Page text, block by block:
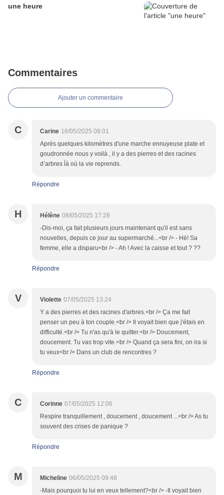
une heure
Commentaires
Ajouter un commentaire
C Carine 16/05/2025 08:01
Après quelques kilomètres d'une marche ennuyeuse plate et
goudronnée nous y voilà , il y a des pierres et des racines
d’arbres ĺà où la vie reprends.
Répondre
H Hélène 08/05/2025 17:28
-Dis-moi, ça fait plusieurs jours maintenant qu'il est sans
nouvelles, depuis ce jour au supermarché...<br /> - Hé! Sa
femme, elle a disparu<br /> - Ah ! Avec la caisse et tout ? ??
Répondre
V Violette 07/05/2025 13:24
Y a des pierres et des racines d'arbres.<br /> Ça me fait
penser un peu à ton couple.<br /> Il voyait bien que j'étais en
difficulté.<br /> Tu n'as qu'à le quitter.<br /> Doucement,
doucement. Tu vas trop vite.<br /> Quand ça sera fini, on ira si
tu veux<br /> Dans un club de rencontres ?
Répondre
C Corinne 07/05/2025 12:06
Respire tranquillement , doucement , doucement ...<br /> As tu
souvent des crises de panique ?
Répondre
M Micheline 06/05/2025 09:48
-Mais pourquoi tu lui en veux tellement?<br /> -Il voyait bien